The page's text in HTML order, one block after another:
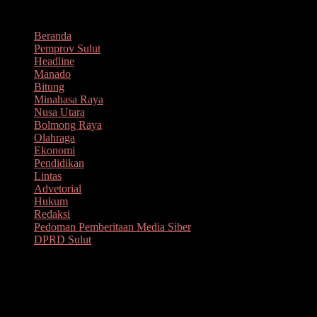
kontenBeranda
Pemprov Sulut
Headline
Manado
Bitung
Minahasa Raya
Nusa Utara
Bolmong Raya
Olahraga
Ekonomi
Pendidikan
Lintas
Advetorial
Hukum
Redaksi
Pedoman Pemberitaan Media Siber
DPRD Sulut